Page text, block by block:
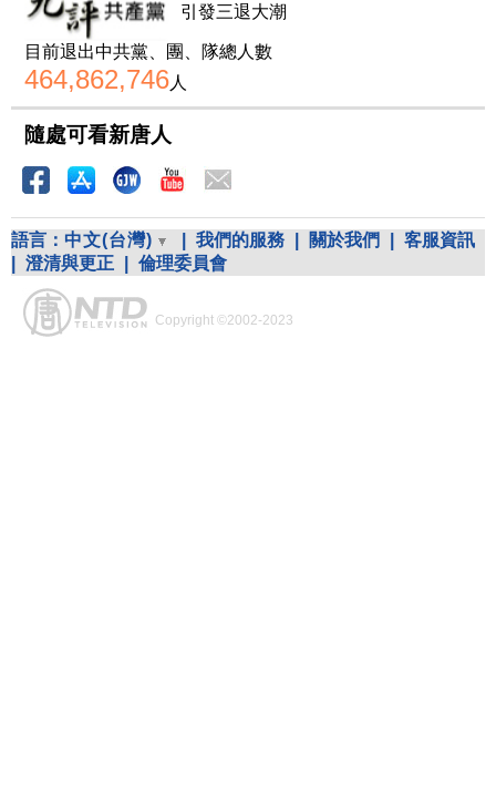
引發三退大潮
目前退出中共黨、團、隊總人數
464,862,746人
隨處可看新唐人
語言： 中文(台灣) 我們的服務 關於我們
客服資訊
澄清與更正 倫理委員會
Copyright ©2002-2023